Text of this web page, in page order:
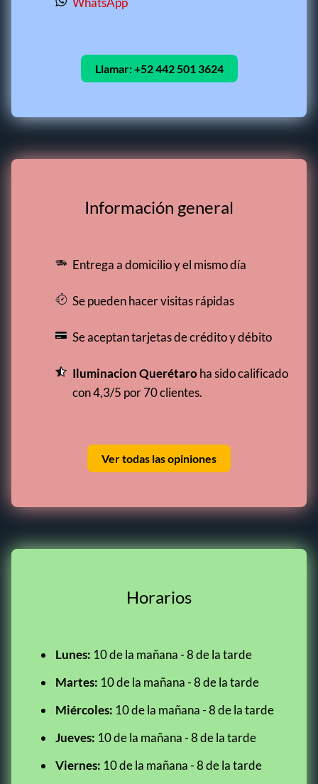
Llamar:+52 442 501 3624
Información general
Entrega a domicilio y el mismo día
Se pueden hacer visitas rápidas
Se aceptan tarjetas de crédito y débito
Iluminacion Querétaroha sido calificado
con 4,3/5 por 70 clientes.
Ver todas las opiniones
Horarios
Lunes: 10 de la mañana - 8 de la tarde
Martes: 10 de la mañana - 8 de la tarde
Miércoles: 10 de la mañana - 8 de la tarde
Jueves: 10 de la mañana - 8 de la tarde
Viernes: 10 de la mañana - 8 de la tarde